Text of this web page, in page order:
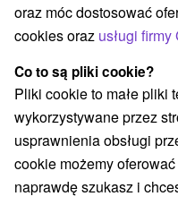
Wszystkie kategorie
Atrakcje turystyczne(4)
Zabytki techniki (3)
Zamki, pałace, ruiny(4)
Miejsca sakralne (3)
Túry a turistické chodníky
Wsie i miasta
oraz móc dostosować
cookies oraz usługi firmy
Co to są pliki cookie?
Pliki cookie to małe pliki
wykorzystywane przez
usprawnienia obsługi
cookie możemy
naprawdę szukasz i